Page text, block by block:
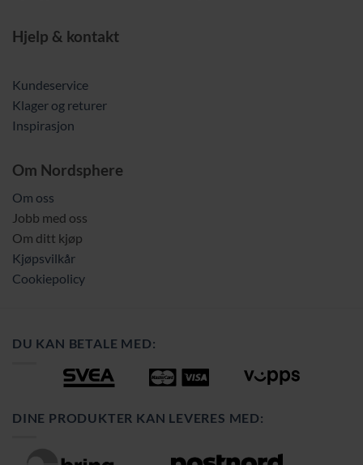
Hjelp & kontakt
Kundeservice
Klager og returer
Inspirasjon
Om Nordsphere
Om oss
Jobb med oss
Om ditt kjøp
Kjøpsvilkår
Cookiepolicy
DU KAN BETALE MED:
DINE PRODUKTER KAN LEVERES MED: